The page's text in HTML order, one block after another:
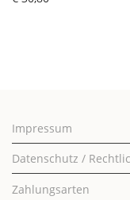
Impressum
Datenschutz /
Zahlungsarten